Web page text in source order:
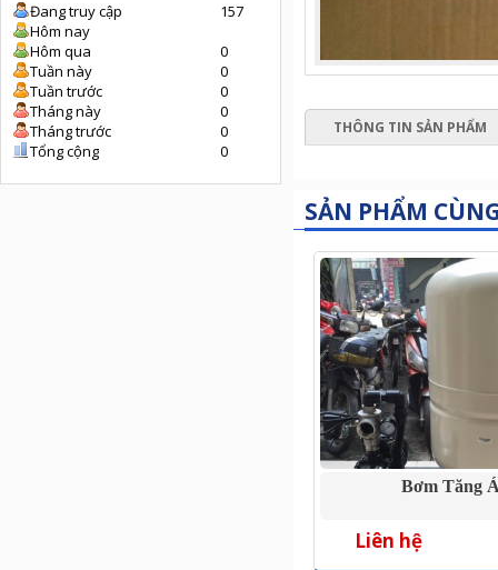
Đang truy cập
157
Hôm nay
Hôm qua
0
Tuần này
0
Tuần trước
0
Tháng này
0
Tháng trước
0
Tổng cộng
0
THÔNG TIN SẢN PHẨM
SẢN PHẨM
Bơm Tăng
Liên hệ